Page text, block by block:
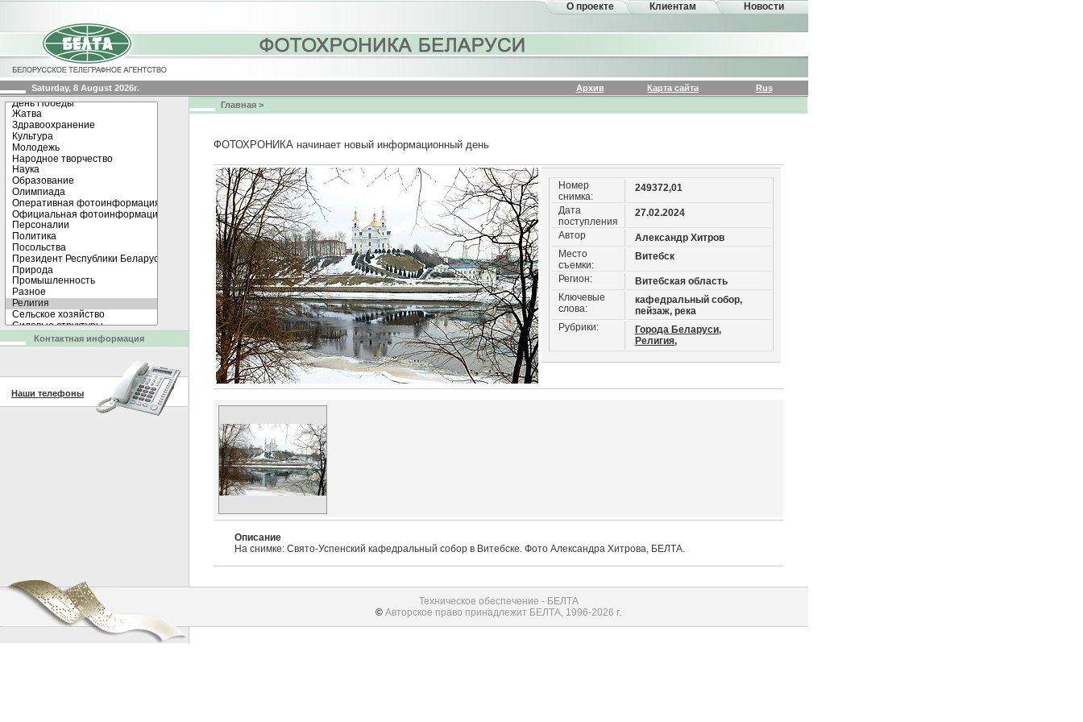
О проекте Клиентам Новости
Saturday, 8 August 2026г. Архив Карта сайта
Rus
Главная >
ФОТОХРОНИКА начинает новый информационный день
Номер
снимка:
249372,01
Дата
поступления
27.02.2024
Автор
Александр Хитров
Место
съемки:
Витебск
Регион:
Витебская область
Ключевые
слова:
кафедральный собор,
пейзаж, река
Рубрики:
Города Беларуси,
Религия,
Описание
На снимке: Свято-Успенский кафедральный собор в Витебске. Фото Александра Хитрова, БЕЛТА.
Контактная информация
Наши телефоны
Техническое обеспечение - БЕЛТА
© Авторское право принадлежит БЕЛТА, 1996-2026 г.